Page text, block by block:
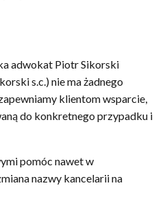
adwokat Piotr Sikorski
s.c.) nie ma żadnego
klientom wsparcie,
do konkretnego przypadku i
pomóc nawet w
nazwy kancelarii na